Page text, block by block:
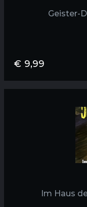
Geister-
€ 9,99
Im Haus